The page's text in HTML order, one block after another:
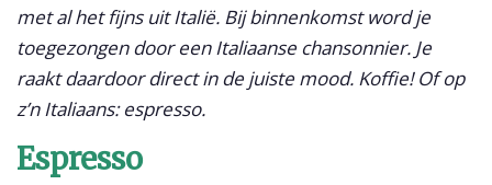
met al het fijns uit Italië. Bij binnenkomst word je
toegezongen door een Italiaanse chansonnier. Je
raakt daardoor direct in de juiste mood. Koffie! Of op
z’n Italiaans: espresso.
Espresso